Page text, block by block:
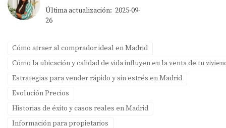
Última actualización: 2025-09-
26
Cómo atraer al comprador ideal en Madrid
Cómo la ubicación y calidad de vida influyen en la venta de tu
Estrategias para vender rápido y sin estrés en Madrid
Evolución Precios
Historias de éxito y casos reales en Madrid
Información para propietarios